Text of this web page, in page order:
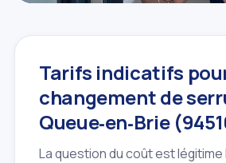
Tarifs indicatifs
changement de
Queue‑en‑Brie
La question du coût est